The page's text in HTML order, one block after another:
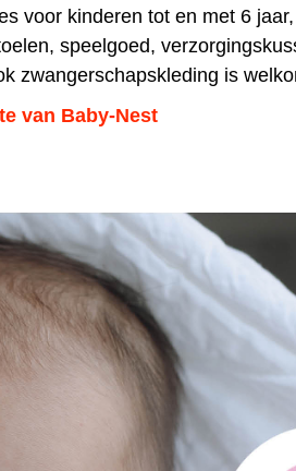
voor kinderen tot en met 6
speelgoed,
zwangerschapskleding is
van Baby-Nest